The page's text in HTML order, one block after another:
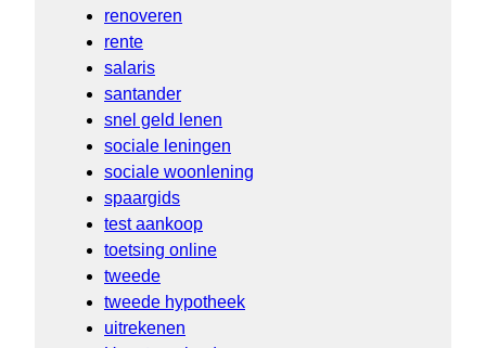
renoveren
rente
salaris
santander
snel geld lenen
sociale leningen
sociale woonlening
spaargids
test aankoop
toetsing online
tweede
tweede hypotheek
uitrekenen